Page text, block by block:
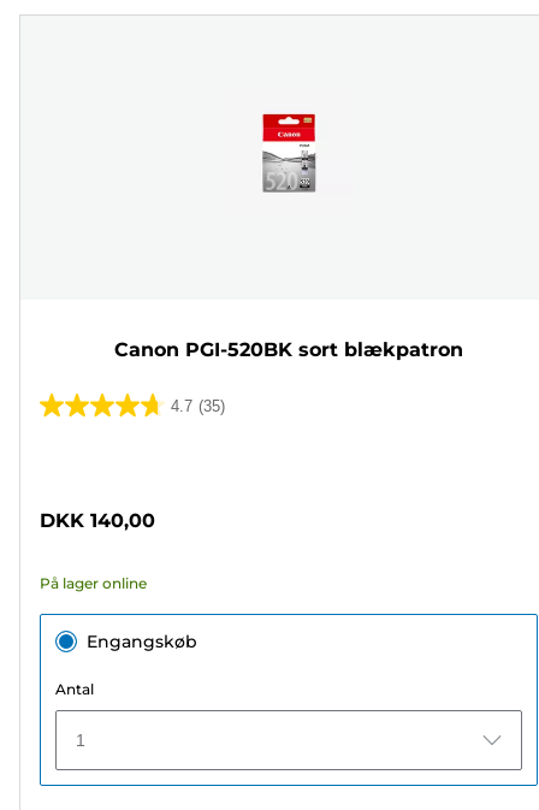
Canon PGI-520BK sort blækpatron
4.7 (35)
4.7
stjerner.
anmeldelser
DKK 140,00
På lager online
Engangskøb
Antal
1